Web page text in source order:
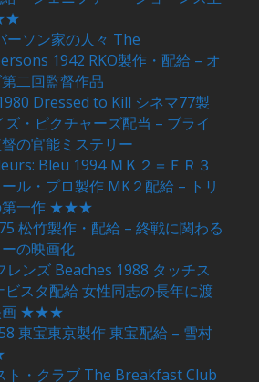
ーソン家の人々 The
1942 RKO製作・配給 – オ
二回監督作品
Dressed to Kill シネマ77製
・ピクチャーズ配当 – ブライ
の官能ミステリー
Bleu 1994 ＭＫ２＝ＦＲ３
ル・プロ製作 MK２配給 – トリ
第一作 ★★★
松竹製作・配給 – 終戦に関わる
の映画化
レンズ Beaches 1988 タッチス
ビスタ配給 女性同志の長年に渡
画 ★★★
東宝東京製作 東宝配給 – 雪村
ト・クラブ The Breakfast Club